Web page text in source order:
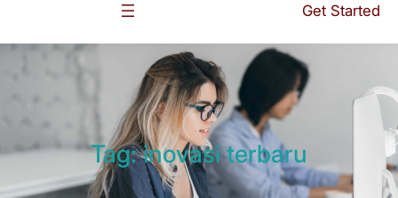
Get Started
Tag:inovasi terbaru